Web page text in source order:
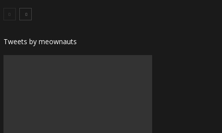
Tweets by meownauts